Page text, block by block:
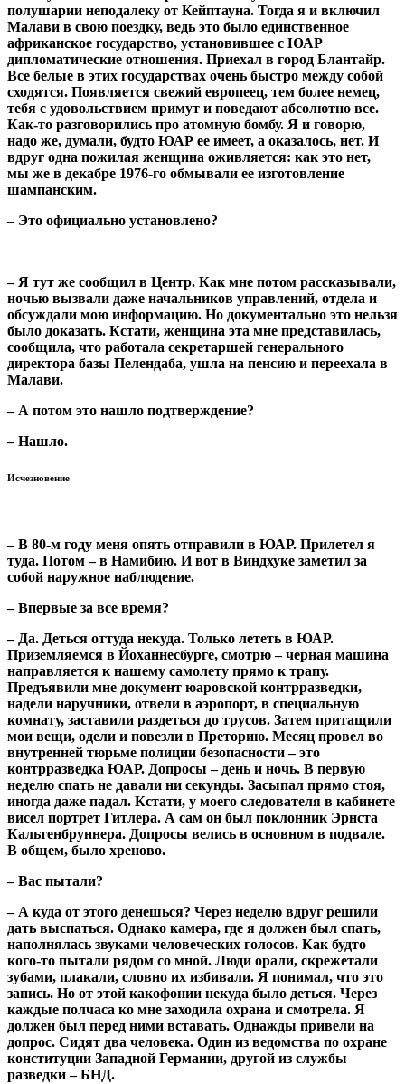
полушарии неподалеку от Кейптауна. Тогда я и включил
Малави в свою поездку, ведь это было единственное
африканское государство, установившее с ЮАР
дипломатические отношения. Приехал в город Блантайр.
Все белые в этих государствах очень быстро между собой
сходятся. Появляется свежий европеец, тем более немец,
тебя с удовольствием примут и поведают абсолютно все.
Как-то разговорились про атомную бомбу. Я и говорю,
надо же, думали, будто ЮАР ее имеет, а оказалось, нет. И
вдруг одна пожилая женщина оживляется: как это нет,
мы же в декабре 1976-го обмывали ее изготовление
шампанским.
– Это официально установлено?
– Я тут же сообщил в Центр. Как мне потом рассказывали,
ночью вызвали даже начальников управлений, отдела и
обсуждали мою информацию. Но документально это нельзя
было доказать. Кстати, женщина эта мне представилась,
сообщила, что работала секретаршей генерального
директора базы Пелендаба, ушла на пенсию и переехала в
Малави.
– А потом это нашло подтверждение?
– Нашло.
Исчезновение
– В 80-м году меня опять отправили в ЮАР. Прилетел я
туда. Потом – в Намибию. И вот в Виндхуке заметил за
собой наружное наблюдение.
– Впервые за все время?
– Да. Деться оттуда некуда. Только лететь в ЮАР.
Приземляемся в Йоханнесбурге, смотрю – черная машина
направляется к нашему самолету прямо к трапу.
Предъявили мне документ юаровской контрразведки,
надели наручники, отвели в аэропорт, в специальную
комнату, заставили раздеться до трусов. Затем притащили
мои вещи, одели и повезли в Преторию. Месяц провел во
внутренней тюрьме полиции безопасности – это
контрразведка ЮАР. Допросы – день и ночь. В первую
неделю спать не давали ни секунды. Засыпал прямо стоя,
иногда даже падал. Кстати, у моего следователя в кабинете
висел портрет Гитлера. А сам он был поклонник Эрнста
Кальтенбруннера. Допросы велись в основном в подвале.
В общем, было хреново.
– Вас пытали?
– А куда от этого денешься? Через неделю вдруг решили
дать выспаться. Однако камера, где я должен был спать,
наполнялась звуками человеческих голосов. Как будто
кого-то пытали рядом со мной. Люди орали, скрежетали
зубами, плакали, словно их избивали. Я понимал, что это
запись. Но от этой какофонии некуда было деться. Через
каждые полчаса ко мне заходила охрана и смотрела. Я
должен был перед ними вставать. Однажды привели на
допрос. Сидят два человека. Один из ведомства по охране
конституции Западной Германии, другой из службы
разведки – БНД.